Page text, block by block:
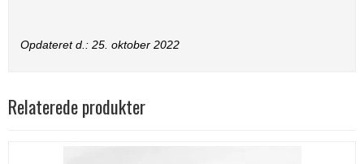
Opdateret d.: 25. oktober 2022
Relaterede produkter